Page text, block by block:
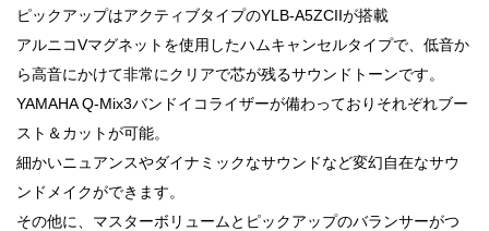
ピックアップはアクティブタイプのYLB-A5ZCIIが搭載
アルニコVマグネットを使用したハムキャンセルタイプで、低音か
ら高音にかけて非常にクリアで芯が残るサウンドトーンです。
YAMAHA Q-Mix3バンドイコライザーが備わっておりそれぞれブー
スト＆カットが可能。
細かいニュアンスやダイナミックなサウンドなど変幻自在なサウ
ンドメイクができます。
その他に、マスターボリュームとピックアップのバランサーがつ